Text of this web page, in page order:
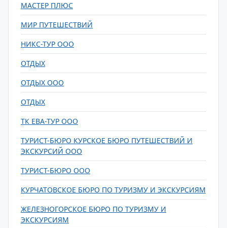
МАСТЕР ПЛЮС
МИР ПУТЕШЕСТВИЙ
НИКС-ТУР ООО
ОТДЫХ
ОТДЫХ ООО
ОТДЫХ
ТК ЕВА-ТУР ООО
ТУРИСТ-БЮРО КУРСКОЕ БЮРО ПУТЕШЕСТВИЙ И
ЭКСКУРСИЙ ООО
ТУРИСТ-БЮРО ООО
КУРЧАТОВСКОЕ БЮРО ПО ТУРИЗМУ И ЭКСКУРСИЯМ
ЖЕЛЕЗНОГОРСКОЕ БЮРО ПО ТУРИЗМУ И
ЭКСКУРСИЯМ